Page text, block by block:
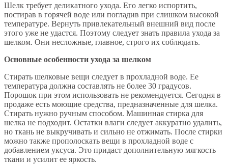
Шелк требует деликатного ухода. Его легко испортить,
постирав в горячей воде или погладив при слишком высокой
температуре. Вернуть привлекательный внешний вид после
этого уже не удастся. Поэтому следует знать правила ухода за
шелком. Они несложные, главное, строго их соблюдать.
Основные особенности ухода за шелком
Стирать шелковые вещи следует в прохладной воде. Ее
температура должна составлять не более 30 градусов.
Порошок при этом использовать не рекомендуется. Сегодня в
продаже есть моющие средства, предназначенные для шелка.
Стирать нужно ручным способом. Машинная стирка для
шелка не подходит. Остатки влаги следует аккуратно удалить,
но ткань не выкручивать и сильно не отжимать. После стирки
можно также прополоскать вещи в прохладной воде с
добавлением уксуса. Это придаст дополнительную мягкость
ткани и усилит ее яркость.